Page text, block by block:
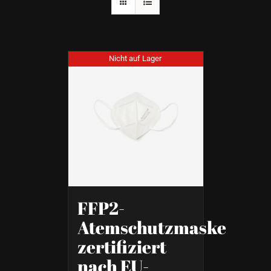
Nicht auf Lager
FFP2-
Atemschutzmaske
zertifiziert
nach EU-